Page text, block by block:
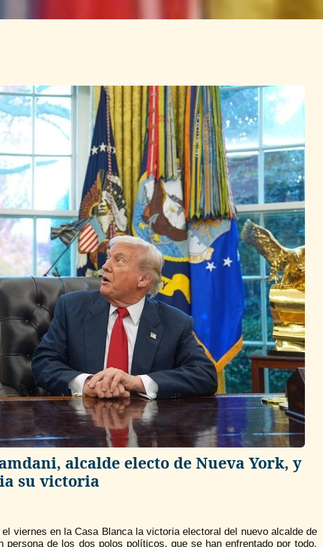
alcalde electo de Nueva York, y
su victoria
viernes en la Casa Blanca la victoria electoral del nuevo alcalde de
persona de los dos polos políticos, que se han enfrentado por todo,